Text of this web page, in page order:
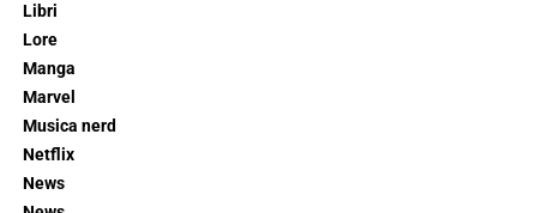
Libri
Lore
Manga
Marvel
Musica nerd
Netflix
News